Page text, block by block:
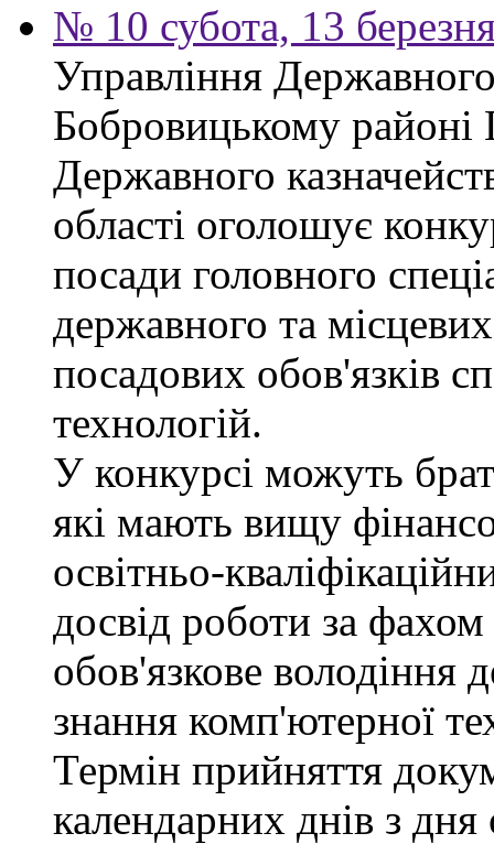
№ 10 субота, 13
Управління
Бобровицькому районі
Державного
області оголошує
посади головного
державного та
посадових обов'язків
технологій.
У конкурсі можуть
які мають вищу
освітньо-
досвід роботи за
обов'язкове
знання комп'ютерної
Термін прийняття
календарних днів з